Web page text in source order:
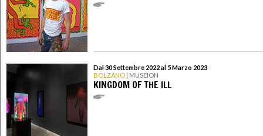
Dal 30 Settembre 2022 al 5 Marzo 2023
BOLZANO | MUSEION
KINGDOM OF THE ILL